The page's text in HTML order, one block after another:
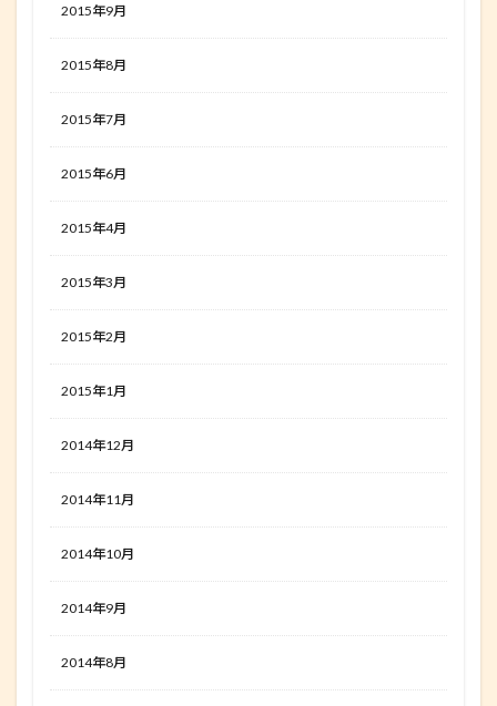
2015年9月
2015年8月
2015年7月
2015年6月
2015年4月
2015年3月
2015年2月
2015年1月
2014年12月
2014年11月
2014年10月
2014年9月
2014年8月